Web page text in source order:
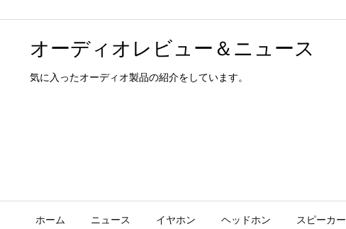
オーディオレビュー＆ニュース
気に入ったオーディオ製品の紹介をしています。
ホーム ニュース イヤホン ヘッドホン スピーカー